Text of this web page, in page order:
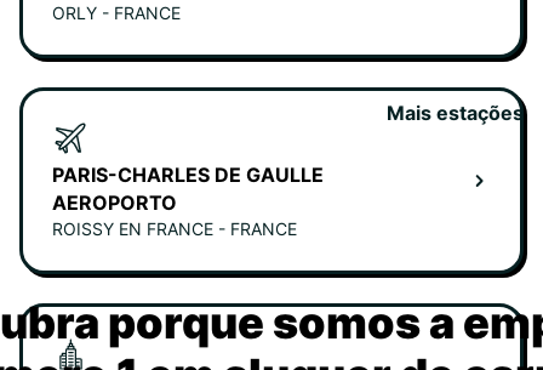
ORLY - FRANCE
PARIS-CHARLES DE GAULLE
AEROPORTO
ROISSY EN FRANCE - FRANCE
Mais estações
porque somos a